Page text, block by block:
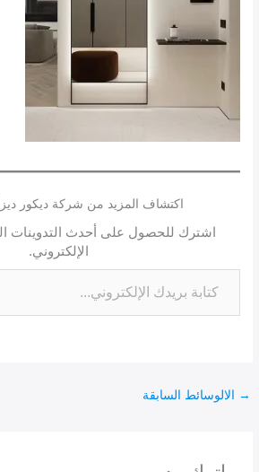
اكتشاف المزيد من شركة ديكور
اشترك للحصول على أحدث التدوينات
الإلكتروني.
→ الالوسائط السابقة